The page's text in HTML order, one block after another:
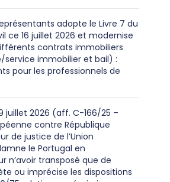
adopte le Livre 7 du
ce 16 juillet 2026 et modernise
contrats immobiliers
service immobilier et bail) :
pour les professionnels de
juillet 2026 (aff. C-166/25 –
contre République
de justice de l’Union
le Portugal en
n’avoir transposé que de
ou imprécise les dispositions